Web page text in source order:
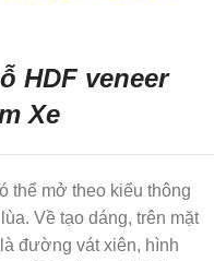
HDF veneer
Xe
thể mở theo kiểu thông
Về tạo dáng, trên mặt
đường vát xiên, hình